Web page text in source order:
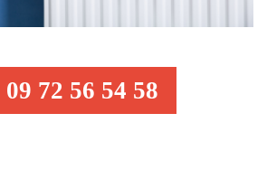
72 56 54 58